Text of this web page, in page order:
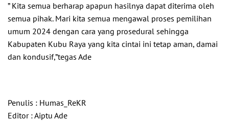
” Kita semua berharap apapun hasilnya dapat diterima oleh
semua pihak. Mari kita semua mengawal proses pemilihan
umum 2024 dengan cara yang prosedural sehingga
Kabupaten Kubu Raya yang kita cintai ini tetap aman, damai
dan kondusif,”tegas Ade
Penulis : Humas_ReKR
Editor : Aiptu Ade